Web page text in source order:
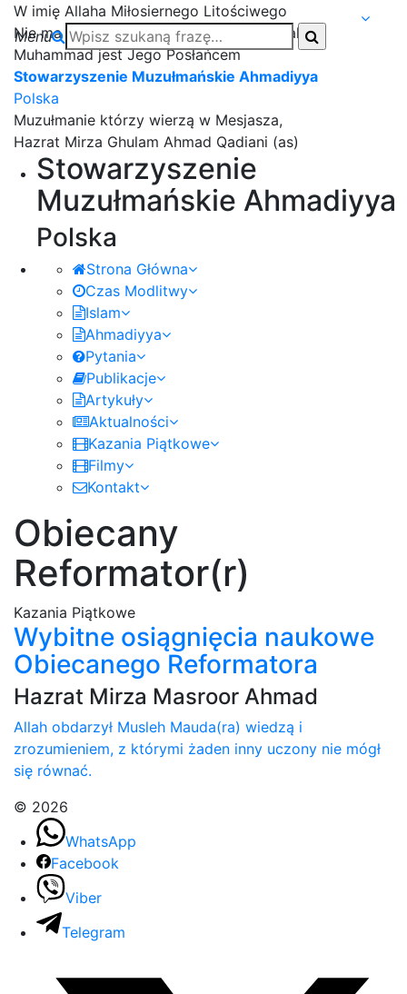
W imię Allaha Miłosiernego Litościwego
Nie ma nikogo godnego czci oprócz Allaha i
Muhammad jest Jego Posłańcem
Stowarzyszenie Muzułmańskie Ahmadiyya
Polska
Muzułmanie którzy wierzą w Mesjasza,
Hazrat Mirza Ghulam Ahmad Qadiani (as)
Menu
Stowarzyszenie
Muzułmańskie Ahmadiyya
Polska
Strona Główna
Czas Modlitwy
Islam
Ahmadiyya
Pytania
Publikacje
Artykuły
Aktualności
Kazania Piątkowe
Filmy
Kontakt
Obiecany
Reformator(r)
Kazania Piątkowe
Wybitne osiągnięcia naukowe
Obiecanego Reformatora
Hazrat Mirza Masroor Ahmad
Allah obdarzył Musleh Mauda(ra) wiedzą i
zrozumieniem, z którymi żaden inny uczony nie mógł
się równać.
© 2026
WhatsApp
Facebook
Viber
Telegram